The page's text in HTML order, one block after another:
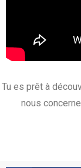
Tu es prêt à
nous